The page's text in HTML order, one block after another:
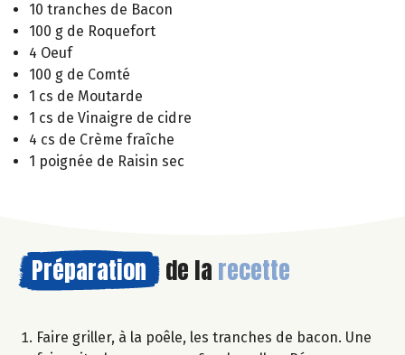
10 tranches de Bacon
100 g de Roquefort
4 Oeuf
100 g de Comté
1 cs de Moutarde
1 cs de Vinaigre de cidre
4 cs de Crème fraîche
1 poignée de Raisin sec
Préparation de la recette
Faire griller, à la poêle, les tranches de bacon. Une